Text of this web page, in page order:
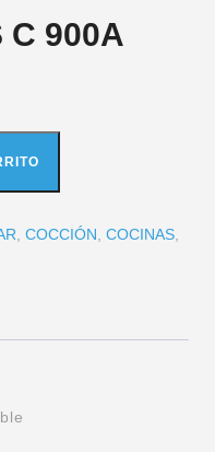
C 900A
COCCIÓN COCINAS